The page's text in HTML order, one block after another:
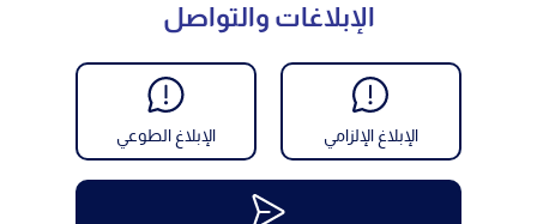
الإبلاغات والتواصل
الإبلاغ الإلزامي الإبلاغ الطوعي